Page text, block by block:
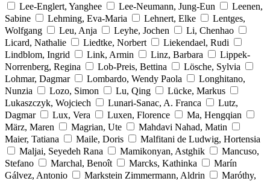
Lee-Englert, Yanghee
Lee-Neumann, Jung-Eun
Leenen,
Sabine
Lehming, Eva-Maria Lehnert, Elke
Lentges,
Wolfgang
Leu, Anja Leyhe, Jochen
Li, Chenhao
Licard, Nathalie
Liedtke, Norbert
Liekendael, Rudi
Lindblom, Ingrid
Link, Armin Linz, Barbara
Lippek-
Norrenberg, Regina
Lob-Preis, Bettina
Lösche, Sylvia
Lohmar, Dagmar
Lombardo, Wendy Paola
Longhitano,
Nunzia
Lozo, Simon Lu, Qing
Lücke, Markus
Lukaszczyk, Wojciech
Lunari-Sanac, A. Franca
Lutz,
Dagmar
Lux, Vera Luxen, Florence
Ma, Hengqian
März, Maren
Magrian, Ute
Mahdavi Nahad, Matin
Maier, Tatiana
Maile, Doris
Malfitani de Ludwig, Hortensia
Maljai, Seyedeh Rana
Mamikonyan, Astghik
Mancuso,
Stefano
Marchal, Benoît Marcks, Kathinka
Marín
Gálvez, Antonio
Markstein Zimmermann, Aldrin
Maróthy,